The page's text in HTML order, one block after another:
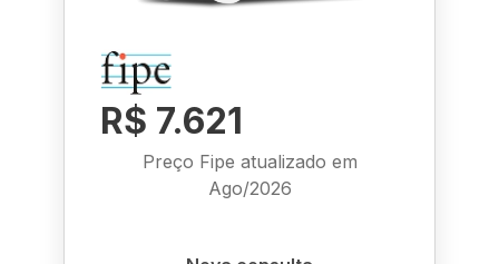
R$ 7.621
Preço Fipe atualizado em
Ago/2026